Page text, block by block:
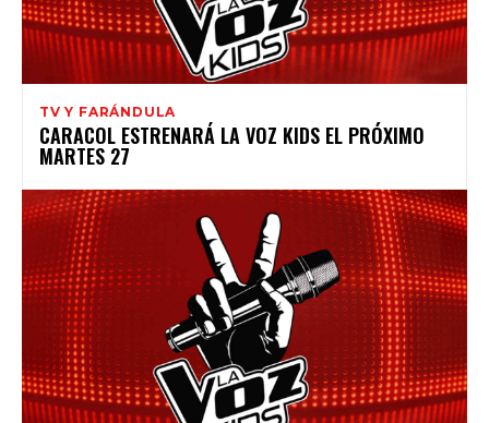
TV Y FARÁNDULA
CARACOL ESTRENARÁ LA VOZ KIDS EL PRÓXIMO
MARTES 27